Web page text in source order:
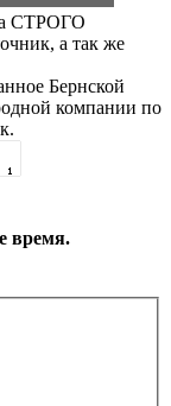
СТРОГО
а так же
Бернской
компании по
время.